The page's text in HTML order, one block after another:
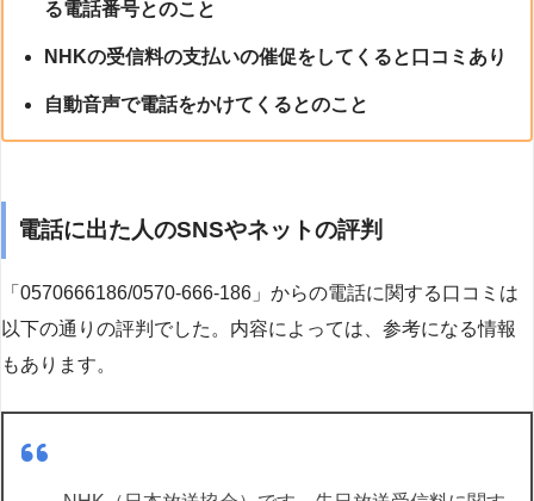
る電話番号とのこと
NHKの受信料の支払いの催促をしてくると口コミあり
自動音声で電話をかけてくるとのこと
電話に出た人のSNSやネットの評判
「0570666186/0570-666-186」からの電話に関する口コミは
以下の通りの評判でした。内容によっては、参考になる情報
もあります。